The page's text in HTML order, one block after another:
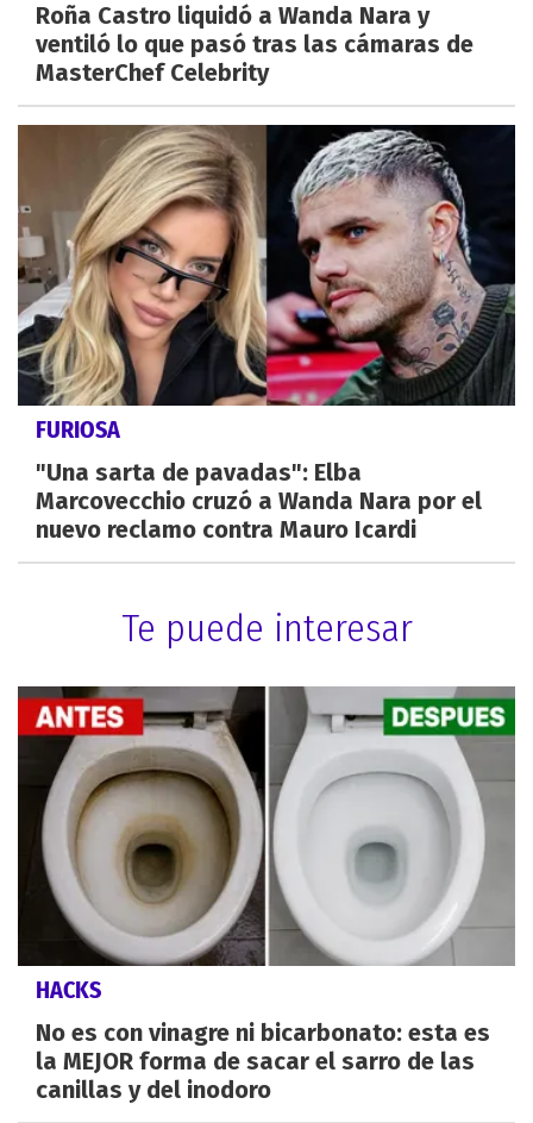
Roña Castro liquidó a Wanda Nara y
ventiló lo que pasó tras las cámaras de
MasterChef Celebrity
FURIOSA
"Una sarta de pavadas": Elba
Marcovecchio cruzó a Wanda Nara por el
nuevo reclamo contra Mauro Icardi
Te puede interesar
HACKS
No es con vinagre ni bicarbonato: esta es
la MEJOR forma de sacar el sarro de las
canillas y del inodoro